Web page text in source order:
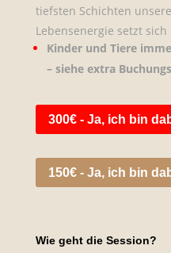
tiefsten Schichten
Lebensenergie setzt
Kinder und Tiere
– siehe extra
300€ - Ja, ich bin
150€ - Ja, ich bin
Wie geht die Session?